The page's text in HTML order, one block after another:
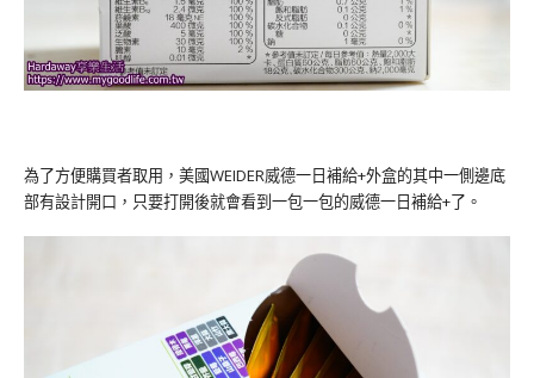
為了方便購買者取用，美國WEIDER威德一日補給+外盒的其中一側邊底
部有設計開口，只要打開後就會看到一包一包的威德一日補給+了。